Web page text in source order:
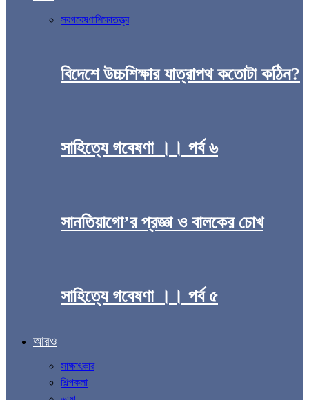
সবগবেষণাশিক্ষাতত্ত্ব
বিদেশে উচ্চশিক্ষার যাত্রাপথ কতোটা কঠিন?
সাহিত্যে গবেষণা ।। পর্ব ৬
সানতিয়াগো’র প্রজ্ঞা ও বালকের চোখ
সাহিত্যে গবেষণা ।। পর্ব ৫
আরও
সাক্ষাৎকার
শিল্পকলা